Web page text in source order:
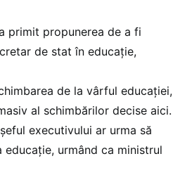
primit propunerea de a fi
de stat în educație,
de la vârful educației,
al schimbărilor decise aici.
executivului ar urma să
urmând ca ministrul